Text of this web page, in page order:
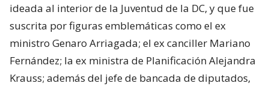
ideada al interior de la Juventud de la DC, y que fue
suscrita por figuras emblemáticas como el ex
ministro Genaro Arriagada; el ex canciller Mariano
Fernández; la ex ministra de Planificación Alejandra
Krauss; además del jefe de bancada de diputados,